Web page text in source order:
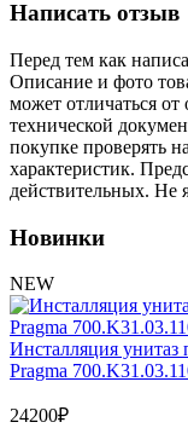
Обмен и возврат
Вакансии
Контакты
Написать отзыв
Перед тем как
Описание и фото
может отличаться от
технической
покупке проверять
характеристик.
действительных. Не
Новинки
NEW
Инсталляция
Pragma
24200₽